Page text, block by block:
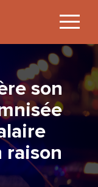
son
raison